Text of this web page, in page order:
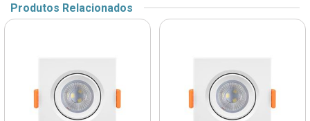
Produtos Relacionados